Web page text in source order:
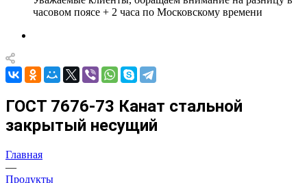
часовом поясе + 2 часа по Московскому времени
ГОСТ 7676-73 Канат стальной
закрытый несущий
Главная
—
Продукты